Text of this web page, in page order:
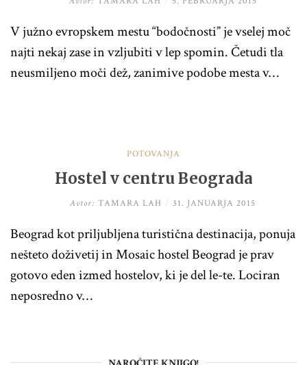
V južno evropskem mestu “bodočnosti” je vselej moč
najti nekaj zase in vzljubiti v lep spomin. Četudi tla
neusmiljeno moči dež, zanimive podobe mesta v…
POTOVANJA
Hostel v centru Beograda
Avtor: TAMARA LAH / 31. JANUARJA 2015
Beograd kot priljubljena turistična destinacija, ponuja
nešteto doživetij in Mosaic hostel Beograd je prav
gotovo eden izmed hostelov, ki je del le-te. Lociran
neposredno v…